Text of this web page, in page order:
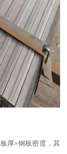
厚×钢板密度，其